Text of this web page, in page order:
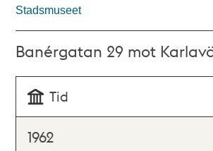
Stadsmuseet
Banérgatan 29 mot
Tid
1962